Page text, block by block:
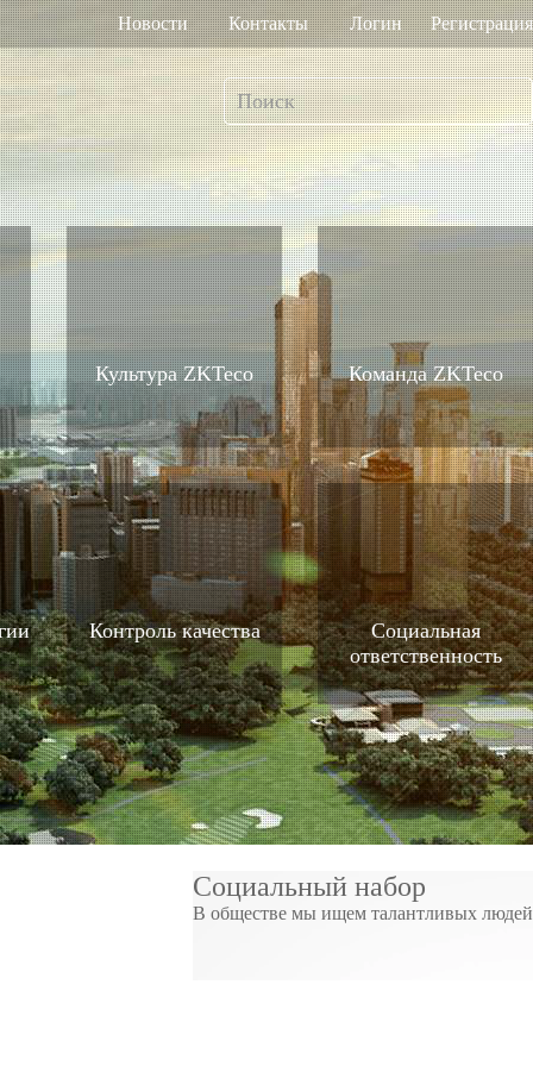
Новости Контакты Логин Регистрация
рабочего
венам ладони
лица
пальца
Управление доступом
Привод ворот
Контроллеры доступа
Терминалы доступа
Больше>>
багажа и
взрывчатки
системы
Торговый центр Othaim в Саудовской Аравии Ferrovial — Строительное предприятие в Испании, решение по контролю доступа
Решение для контроля доступа Ellington Residential (U.A.E) Решение по управлению лифтами в компании DAMAC, Дубай
Больше использований
Культура ZKTeco Команда ZKTeco
Контроль качества
Социальная
ответственность
Социальный набор
В обществе мы ищем талантливых людей